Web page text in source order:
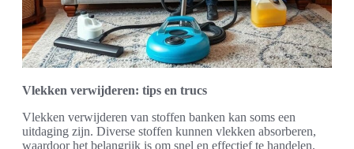
Vlekken verwijderen: tips en trucs
Vlekken verwijderen van stoffen banken kan soms een
uitdaging zijn. Diverse stoffen kunnen vlekken absorberen,
waardoor het belangrijk is om snel en effectief te handelen.